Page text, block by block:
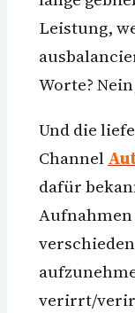
Leistung,
Worte?
Und die
Channel
dafür
verirrt/